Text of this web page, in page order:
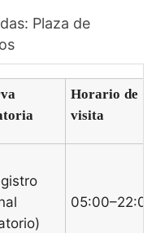
Plaza de
Horario de
visita
05:00–22:00